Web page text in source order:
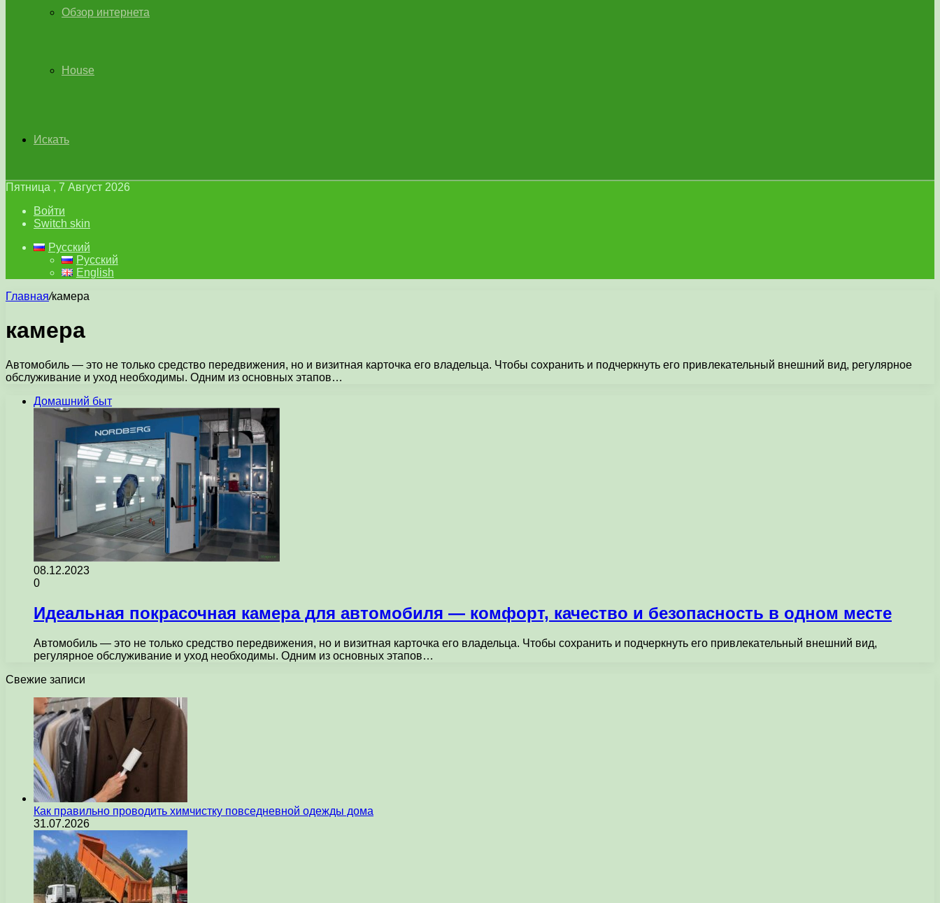
Обзор интернета
House
Искать
Пятница , 7 Август 2026
Войти
Switch skin
Русский
Русский
English
Главная/камера
камера
Автомобиль — это не только средство передвижения, но и визитная карточка его владельца. Чтобы сохранить и подчеркнуть его привлекательный внешний вид, регулярное
обслуживание и уход необходимы. Одним из основных этапов…
Домашний быт
08.12.2023
0
Идеальная покрасочная камера для автомобиля — комфорт, качество и безопасность в одном месте
Автомобиль — это не только средство передвижения, но и визитная карточка его владельца. Чтобы сохранить и подчеркнуть его привлекательный внешний вид,
регулярное обслуживание и уход необходимы. Одним из основных этапов…
Свежие записи
Как правильно проводить химчистку повседневной одежды дома
31.07.2026